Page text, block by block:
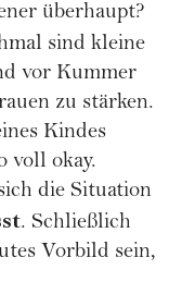
überhaupt?
sind kleine
vor Kummer
zu stärken.
Kindes
voll okay.
die Situation
. Schließlich
Vorbild sein,